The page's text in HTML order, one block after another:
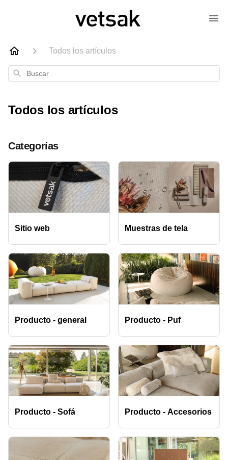
Todos los artículos
Buscar
Todos los artículos
Categorías
Sitio web Muestras de tela
Producto - general Producto - Puf
Producto - Sofá Producto - Accesorios